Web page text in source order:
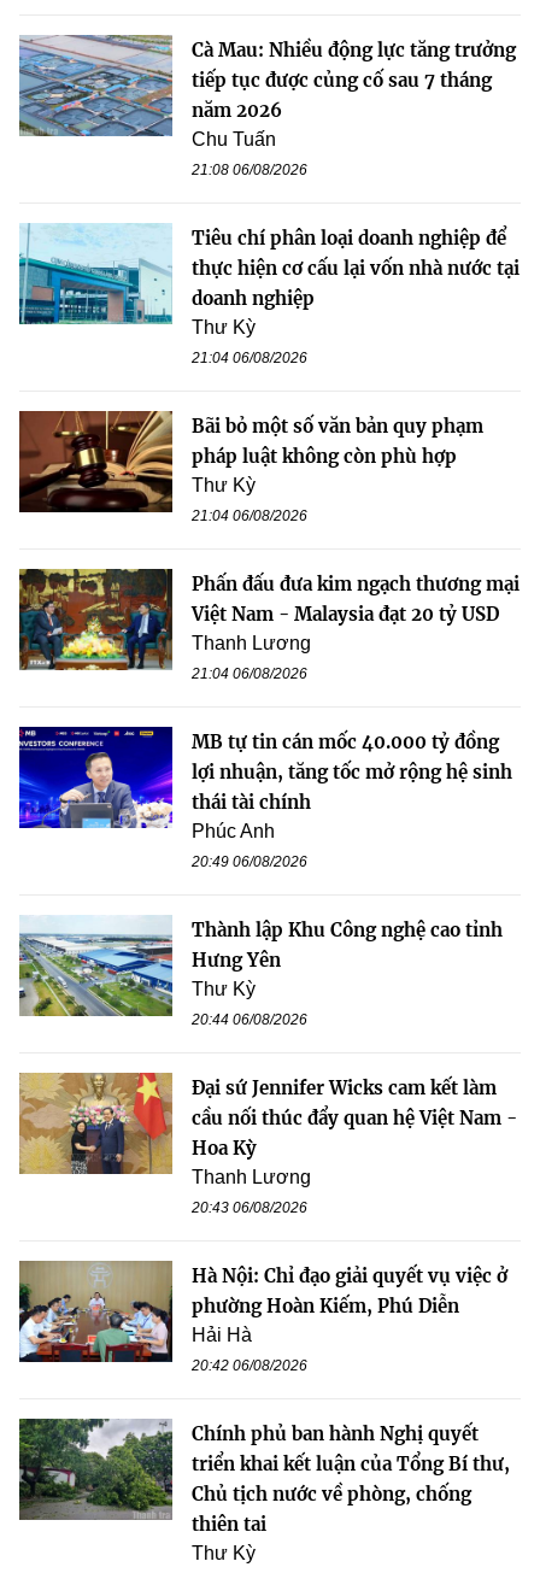
Cà Mau: Nhiều động lực tăng trưởng
tiếp tục được củng cố sau 7 tháng
năm 2026
Chu Tuấn
21:08 06/08/2026
Tiêu chí phân loại doanh nghiệp để
thực hiện cơ cấu lại vốn nhà nước tại
doanh nghiệp
Thư Kỳ
21:04 06/08/2026
Bãi bỏ một số văn bản quy phạm
pháp luật không còn phù hợp
Thư Kỳ
21:04 06/08/2026
Phấn đấu đưa kim ngạch thương mại
Việt Nam - Malaysia đạt 20 tỷ USD
Thanh Lương
21:04 06/08/2026
MB tự tin cán mốc 40.000 tỷ đồng
lợi nhuận, tăng tốc mở rộng hệ sinh
thái tài chính
Phúc Anh
20:49 06/08/2026
Thành lập Khu Công nghệ cao tỉnh
Hưng Yên
Thư Kỳ
20:44 06/08/2026
Đại sứ Jennifer Wicks cam kết làm
cầu nối thúc đẩy quan hệ Việt Nam -
Hoa Kỳ
Thanh Lương
20:43 06/08/2026
Hà Nội: Chỉ đạo giải quyết vụ việc ở
phường Hoàn Kiếm, Phú Diễn
Hải Hà
20:42 06/08/2026
Chính phủ ban hành Nghị quyết
triển khai kết luận của Tổng Bí thư,
Chủ tịch nước về phòng, chống
thiên tai
Thư Kỳ